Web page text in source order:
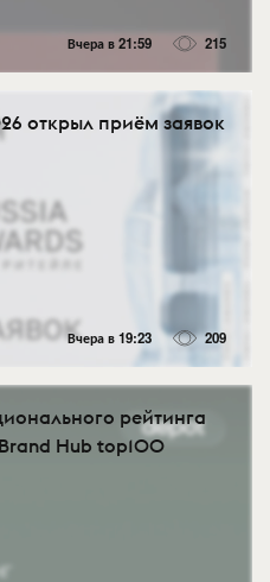
Вчера в 21:59 215
открыл приём заявок
Вчера в 19:23 209
рейтинга
Hub top100